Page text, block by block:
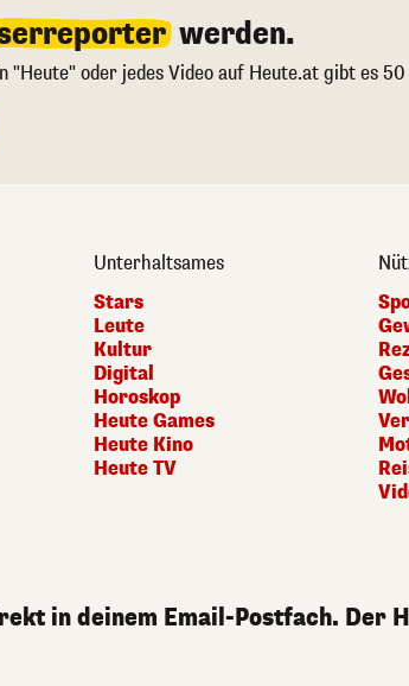
werden.
"Heute" oder jedes Video auf Heute.at gibt es 50
Unterhaltsames
Stars
Leute
Kultur
Digital
Horoskop
Heute Games
Heute Kino
Heute TV
in deinem Email-Postfach. Der